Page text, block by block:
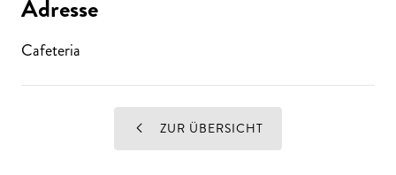
Adresse
Cafeteria
ZUR ÜBERSICHT